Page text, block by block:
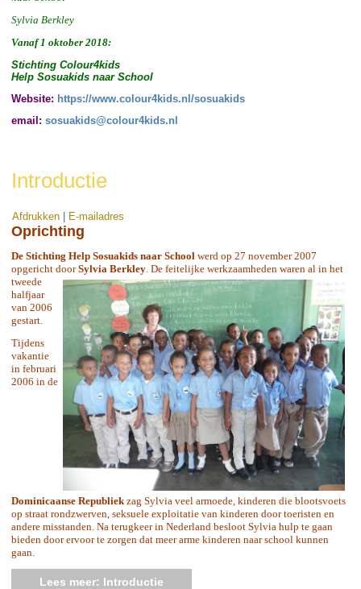
Sylvia Berkley
Vanaf 1 oktober 2018:
Stichting Colour4kids
Help Sosuakids naar School
Website: https://www.colour4kids.nl/sosuakids
email: sosuakids@colour4kids.nl
Introductie
Afdrukken E-mailadres
Oprichting
De Stichting Help Sosuakids naar School werd op 27 november 2007
opgericht doorSylvia Berkley . De feitelijke werkzaamheden waren al in het
tweede
halfjaar
van 2006
gestart.
Tijdens
vakantie
in februari
2006 in de
Dominicaanse Republiek zag Sylvia veel armoede, kinderen die blootsvoets
op straat rondzwerven, seksuele exploitatie van kinderen door toeristen en
andere misstanden. Na terugkeer in Nederland besloot Sylvia hulp te gaan
bieden door ervoor te zorgen dat meer arme kinderen naar school kunnen
gaan.
Lees meer: Introductie